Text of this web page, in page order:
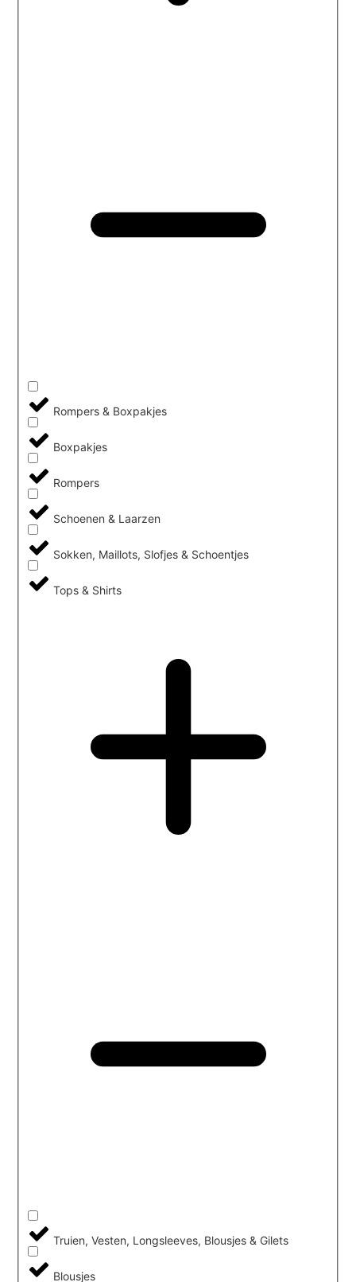
Rompers & Boxpakjes
Boxpakjes
Rompers
Schoenen & Laarzen
Sokken, Maillots, Slofjes & Schoentjes
Tops & Shirts
Truien, Vesten, Longsleeves, Blousjes & Gilets
Blousjes